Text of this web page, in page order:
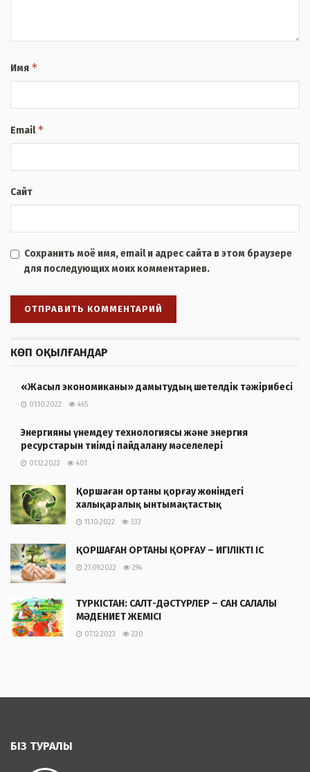
Имя *
Email*
Сайт
Сохранить моё имя, email и адрес сайта в этом браузере
для последующих моих комментариев.
КӨП ОҚЫЛҒАНДАР
«Жасыл экономиканы» дамытудың шетелдік тәжірибесі
01.10.2022 465
Энергияны үнемдеу технологиясы және энергия
ресурстарын тиімді пайдалану мәселелері
01.12.2022 401
Қоршаған ортаны қорғау жөніндегі
халықаралық ынтымақтастық
11.10.2022 333
ҚОРШАҒАН ОРТАНЫ ҚОРҒАУ – ИГІЛІКТІ ІС
27.09.2022 294
ТҮРКІСТАН: САЛТ-ДӘСТҮРЛЕР – САН САЛАЛЫ
МӘДЕНИЕТ ЖЕМІСІ
07.12.2023 220
БІЗ ТУРАЛЫ